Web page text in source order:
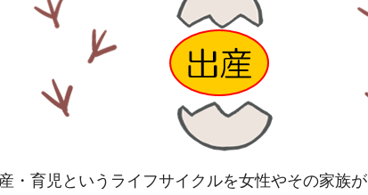
・育児というライフサイクルを女性やその家族